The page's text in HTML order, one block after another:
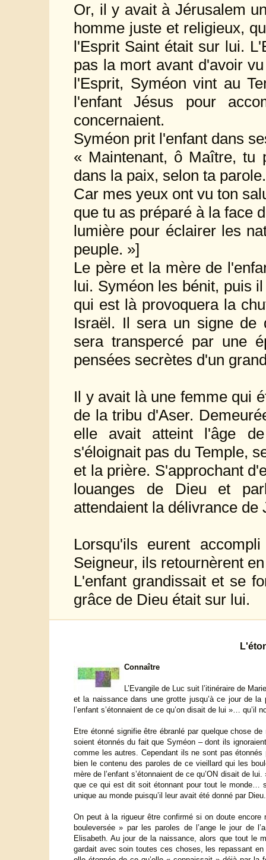
Or, il y avait à Jérusalem
homme juste et religieux,
l'Esprit Saint était sur lui.
pas la mort avant d'avoir
l'Esprit, Syméon vint au
l'enfant Jésus pour
concernaient.
Syméon prit l'enfant dans
« Maintenant, ô Maître, tu
dans la paix, selon ta parole.
Car mes yeux ont vu ton
que tu as préparé à la face
lumière pour éclairer les
peuple. »]
Le père et la mère de
lui. Syméon les bénit, puis
qui est là provoquera la
Israël. Il sera un signe
sera transpercé par une
pensées secrètes d'un
Il y avait là une femme qui
de la tribu d'Aser.
elle avait atteint l'âge
s'éloignait pas du Temple,
et la prière. S'approchant
louanges de Dieu et
attendaient la délivrance de
Lorsqu'ils eurent
Seigneur, ils retournèrent
L'enfant grandissait et se
grâce de Dieu était sur lui.
Connaître
L’Evangile de Luc suit l’itinéraire de
et la naissance dans une grotte jusqu’à ce jour de
l’enfant s’étonnaient de ce qu’on disait de lui »…
Etre étonné signifie être ébranlé par quelque chose
soient étonnés du fait que Syméon – dont ils
comme les autres. Cependant ils ne sont pas étonnés
bien le contenu des paroles de ce vieillard qui les
mère de l’enfant s’étonnaient de ce qu’ON disait de
que ce qui est dit soit étonnant pour tout le monde…
unique au monde puisqu’il leur avait été donné par
On peut à la rigueur être confirmé si on doute
bouleversée » par les paroles de l’ange le jour de
Elisabeth. Au jour de la naissance, alors que tout le
gardait avec soin toutes ces choses, les repassant